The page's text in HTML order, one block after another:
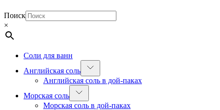
Поиск
×
Соли для ванн
Английская соль
Английская соль в дой-паках
Морская соль
Морская соль в дой-паках